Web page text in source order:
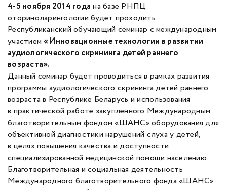
4-5 ноября 2014 года на базе РНПЦ
оториноларингологии будет проходить
Республиканский обучающий семинар с международным
участием«Инновационные технологии в развитии
аудиологического скрининга детей раннего
возраста».
Данный семинар будет проводиться в рамках развития
программы аудиологического скрининга детей раннего
возраста в Республике Беларусь и использования
в практической работе закупленного Международным
благотворительным фондом «ШАНС» оборудования для
объективной диагностики нарушений слуха у детей,
в целях повышения качества и доступности
специализированной медицинской помощи населению.
Благотворительная и социальная деятельность
Международного благотворительного фонда «ШАНС»